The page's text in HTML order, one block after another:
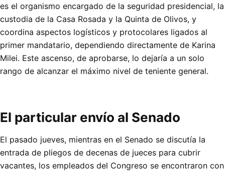
es el organismo encargado de la seguridad presidencial, la
custodia de la Casa Rosada y la Quinta de Olivos, y
coordina aspectos logísticos y protocolares ligados al
primer mandatario, dependiendo directamente de Karina
Milei. Este ascenso, de aprobarse, lo dejaría a un solo
rango de alcanzar el máximo nivel de teniente general.
El particular envío al Senado
El pasado jueves, mientras en el Senado se discutía la
entrada de pliegos de decenas de jueces para cubrir
vacantes, los empleados del Congreso se encontraron con